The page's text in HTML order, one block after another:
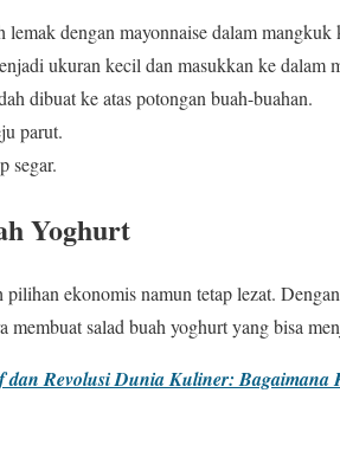
lemak dengan mayonnaise dalam mangkuk
ukuran kecil dan masukkan ke dalam
dibuat ke atas potongan buah-buahan.
parut.
segar.
Yoghurt
pilihan ekonomis namun tetap lezat.
membuat salad buah yoghurt yang bisa
dan Revolusi Dunia Kuliner: Bagaimana